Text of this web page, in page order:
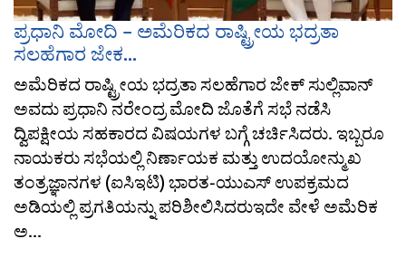
ಪ್ರಧಾನಿ ಮೋದಿ – ಅಮೆರಿಕದ ರಾಷ್ಟ್ರೀಯ ಭದ್ರತಾ
ಸಲಹೆಗಾರ ಜೇಕ...
ಅಮೆರಿಕದ ರಾಷ್ಟ್ರೀಯ ಭದ್ರತಾ ಸಲಹೆಗಾರ ಜೇಕ್ ಸುಲ್ಲಿವಾನ್
ಅವದು ಪ್ರಧಾನಿ ನರೇಂದ್ರ ಮೋದಿ ಜೊತೆಗೆ ಸಭೆ ನಡೆಸಿ
ದ್ವಿಪಕ್ಷೀಯ ಸಹಕಾರದ ವಿಷಯಗಳ ಬಗ್ಗೆ ಚರ್ಚಿಸಿದರು. ಇಬ್ಬರೂ
ನಾಯಕರು ಸಭೆಯಲ್ಲಿ ನಿರ್ಣಾಯಕ ಮತ್ತು ಉದಯೋನ್ಮುಖ
ತಂತ್ರಜ್ಞಾನಗಳ (ಐಸಿಇಟಿ) ಭಾರತ-ಯುಎಸ್ ಉಪಕ್ರಮದ
ಅಡಿಯಲ್ಲಿ ಪ್ರಗತಿಯನ್ನು ಪರಿಶೀಲಿಸಿದರುಇದೇ ವೇಳೆ ಅಮೆರಿಕ
ಅ...